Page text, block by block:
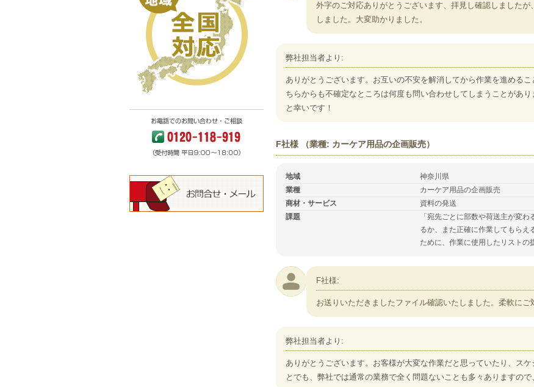
外字のご対応ありがとうございます、拝見し確認しました
しました。大変助かりました。
弊社担当者より:
ありがとうございます。お互いの不安を解消してから作業を進める
ちらからも不確定なところは何度も問い合わせしてしまうことがあ
と幸いです！
F社様 （業種: カーケア用品の企画販売）
地域
神奈川県
業種
カーケア用品の企画販売
商材・サービス
資料の発送
課題
「宛先ごとに部数や荷送主が変
るか、また正確に作業してもらえ
ために、作業に使用したリストの
F社様:
お送りいただきましたファイル確認いたしました。柔軟にご
弊社担当者より:
ありがとうございます。お客様が大変な作業だと思っていたり、ス
とでも、弊社では通常の業務で全く問題ないことも多々ありますので